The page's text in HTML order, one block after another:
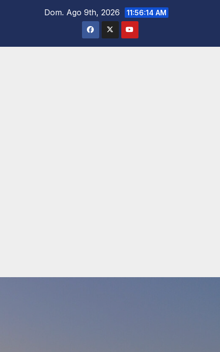
Dom. Ago 9th, 2026 11:56:15 AM